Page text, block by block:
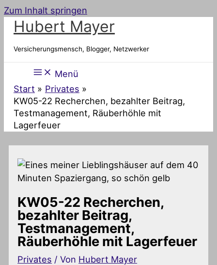
Zum Inhalt springen
Hubert Mayer
Versicherungsmensch, Blogger, Netzwerker
Menü
Start
Privates
KW05-22 Recherchen, bezahlter Beitrag,
Testmanagement, Räuberhöhle mit
Lagerfeuer
KW05-22 Recherchen,
bezahlter Beitrag,
Testmanagement,
Räuberhöhle mit Lagerfeuer
Privates / Von Hubert Mayer